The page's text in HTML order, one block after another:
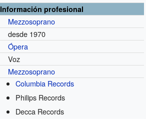
Información profesional
Mezzosoprano
desde 1970
Ópera
Voz
Mezzosoprano
Columbia Records
Philips Records
Decca Records